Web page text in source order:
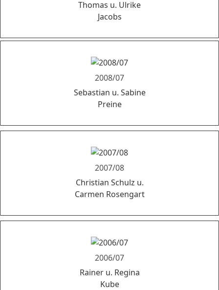
Thomas u. Ulrike
Jacobs
2008/07
Sebastian u. Sabine
Preine
2007/08
Christian Schulz u.
Carmen Rosengart
2006/07
Rainer u. Regina
Kube